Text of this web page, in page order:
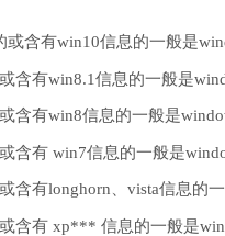
或含有win10信息的一般是
含有win8.1信息的一般是
含有win8信息的一般是
含有 win7信息的一般是
含有longhorn、vista信息的
含有 xp*** 信息的一般是